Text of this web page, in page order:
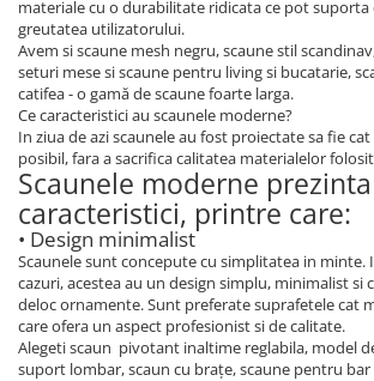
materiale cu o durabilitate ridicata ce pot
greutatea utilizatorului.
Avem si scaune mesh negru, scaune stil
seturi mese si scaune pentru living si bucatarie,
catifea - o gamă de scaune foarte larga.
Ce caracteristici au scaunele moderne?
In ziua de azi scaunele au fost proiectate sa fie
posibil, fara a sacrifica calitatea materialelor
Scaunele moderne
caracteristici, printre care:
• Design minimalist
Scaunele sunt concepute cu simplitatea in minte.
cazuri, acestea au un design simplu, minimalist si
deloc ornamente. Sunt preferate suprafetele cat
care ofera un aspect profesionist si de calitate.
Alegeti scaun pivotant inaltime reglabila, model
suport lombar, scaun cu brațe, scaune pentru bar